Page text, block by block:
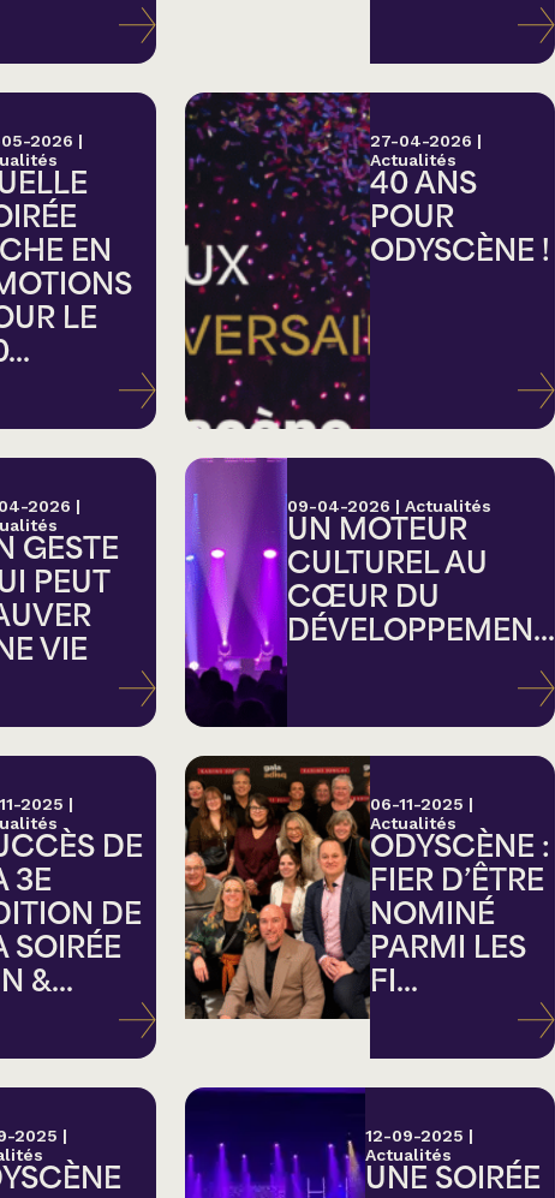
Hommage
Théâtre
Saison estivale
Apéro et perfo
Musique (Blues, folk,
traditionnelle)
Country
Famille
Spectacles en location
2026 |
EN
LE
27-04-2026 |
Actualités
40 ANS
POUR
ODYSCÈNE !
2026 |
GESTE
PEUT
VIE
09-04-2026 | Actualités
UN MOTEUR
CULTUREL AU
CŒUR DU
DÉVELOPPEMEN...
2025 |
DE
3E
DE
SOIRÉE
&...
06-11-2025 |
Actualités
ODYSCÈNE :
FIER D’ÊTRE
NOMINÉ
PARMI LES
FI...
2025 |
12-09-2025 |
Actualités
UNE SOIRÉE